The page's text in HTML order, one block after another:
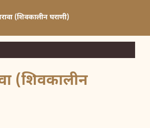
(शिवकालीन घराणी)
(शिवकालीन